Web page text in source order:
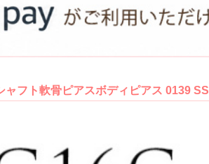
フト軟骨ピアスボディピアス 0139 SS